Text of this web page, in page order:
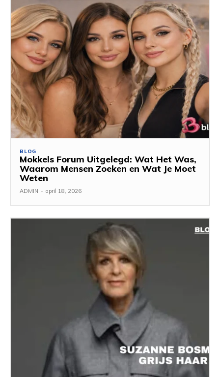
BLOG
Mokkels Forum Uitgelegd: Wat Het Was,
Waarom Mensen Zoeken en Wat Je Moet
Weten
ADMIN - april 18, 2026